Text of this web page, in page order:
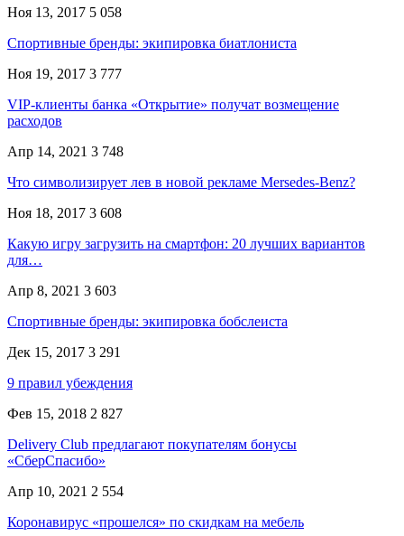
Ноя 13, 2017 5 058
Спортивные бренды: экипировка биатлониста
Ноя 19, 2017 3 777
VIP-клиенты банка «Открытие» получат возмещение
расходов
Апр 14, 2021 3 748
Что символизирует лев в новой рекламе Mersedes-Benz?
Ноя 18, 2017 3 608
Какую игру загрузить на смартфон: 20 лучших вариантов
для…
Апр 8, 2021 3 603
Спортивные бренды: экипировка бобслеиста
Дек 15, 2017 3 291
9 правил убеждения
Фев 15, 2018 2 827
Delivery Club предлагают покупателям бонусы
«СберСпасибо»
Апр 10, 2021 2 554
Коронавирус «прошелся» по скидкам на мебель